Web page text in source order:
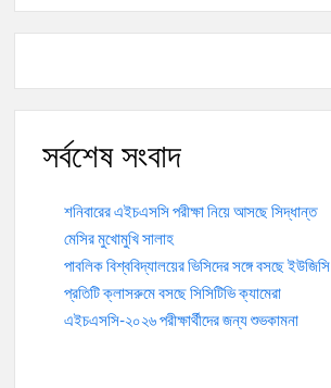
সর্বশেষ সংবাদ
শনিবারের এইচএসসি পরীক্ষা নিয়ে আসছে সিদ্ধান্ত
মেসির মুখোমুখি সালাহ
পাবলিক বিশ্ববিদ্যালয়ের ভিসিদের সঙ্গে বসছে ইউজিসি
প্রতিটি ক্লাসরুমে বসছে সিসিটিভি ক্যামেরা
এইচএসসি-২০২৬ পরীক্ষার্থীদের জন্য শুভকামনা